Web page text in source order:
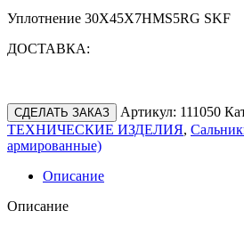
Уплотнение 30X45X7HMS5RG SKF
ДОСТАВКА:
СДЕЛАТЬ ЗАКАЗ Артикул: 111050
ТЕХНИЧЕСКИЕ ИЗДЕЛИЯ,
армированные)
Описание
Описание